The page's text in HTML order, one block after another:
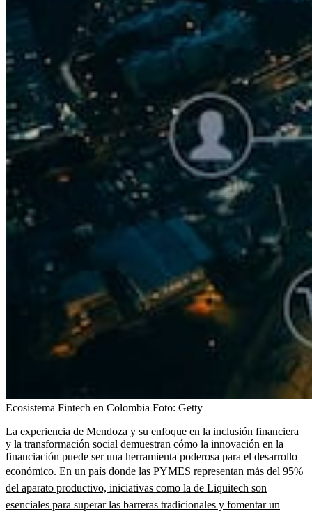
Ecosistema Fintech en Colombia Foto: Getty
La experiencia de Mendoza y su enfoque en la inclusión financiera
y la transformación social demuestran cómo la innovación en la
financiación puede ser una herramienta poderosa para el desarrollo
económico. En un país donde las PYMES representan más del 95%
del aparato productivo, iniciativas como la de Liquitech son
esenciales para superar las barreras tradicionales y fomentar un